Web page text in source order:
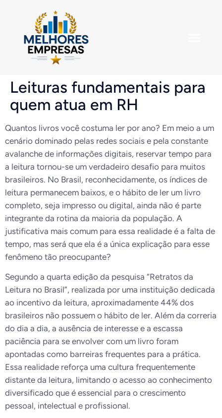
Leituras fundamentais para
quem atua em RH
Quantos livros você costuma ler por ano? Em meio a um
cenário dominado pelas redes sociais e pela constante
avalanche de informações digitais, reservar tempo para
a leitura tornou-se um verdadeiro desafio para muitos
brasileiros. No Brasil, reconhecidamente, os índices de
leitura permanecem baixos, e o hábito de ler um livro
completo, seja impresso ou digital, ainda não é parte
integrante da rotina da maioria da população. A
justificativa mais comum para essa realidade é a falta de
tempo, mas será que ela é a única explicação para esse
fenômeno tão preocupante?
Segundo a quarta edição da pesquisa “Retratos da
Leitura no Brasil”, realizada por uma instituição dedicada
ao incentivo da leitura, aproximadamente 44% dos
brasileiros não possuem o hábito de ler. Além da correria
do dia a dia, a ausência de interesse e a escassa
paciência para se envolver com um livro foram
apontadas como barreiras frequentes para a prática.
Essa realidade reforça uma cultura frequentemente
distante da leitura, limitando o acesso ao conhecimento
diversificado que é essencial para o crescimento
pessoal, intelectual e profissional.